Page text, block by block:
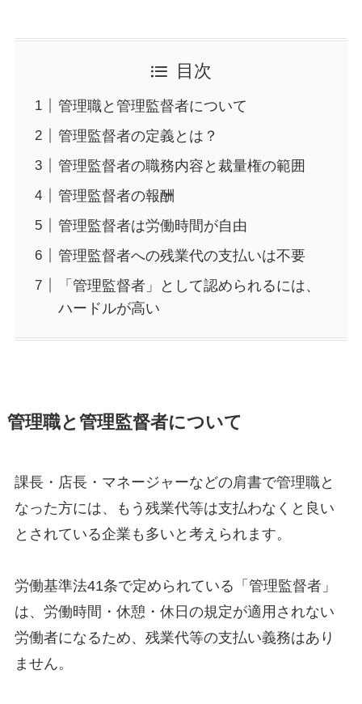
目次
管理職と管理監督者について
管理監督者の定義とは？
管理監督者の職務内容と裁量権の範囲
管理監督者の報酬
管理監督者は労働時間が自由
管理監督者への残業代の支払いは不要
「管理監督者」として認められるには、
ハードルが高い
管理職と管理監督者について
課長・店長・マネージャーなどの肩書で管理職と
なった方には、もう残業代等は支払わなくと良い
とされている企業も多いと考えられます。
労働基準法41条で定められている「管理監督者」
は、労働時間・休憩・休日の規定が適用されない
労働者になるため、残業代等の支払い義務はあり
ません。